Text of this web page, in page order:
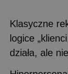
Klasyczne
logice
działa, ale